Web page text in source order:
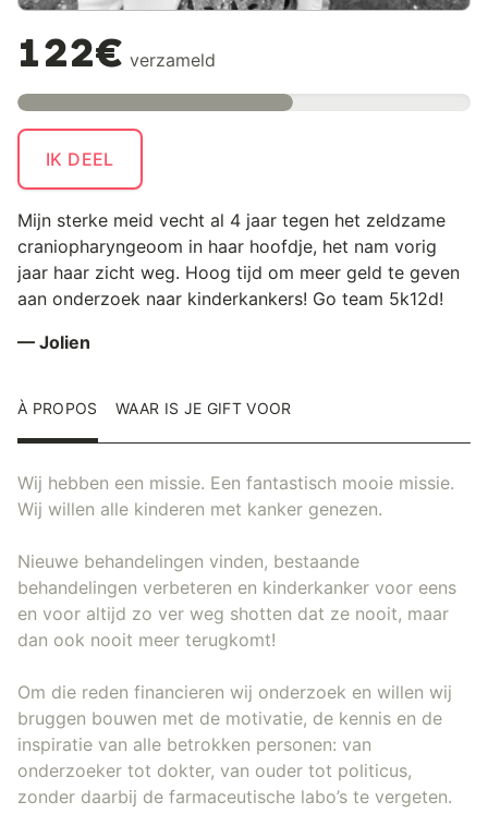
122€ verzameld
IK DEEL
Mijn sterke meid vecht al 4 jaar tegen het zeldzame
craniopharyngeoom in haar hoofdje, het nam vorig
jaar haar zicht weg. Hoog tijd om meer geld te geven
aan onderzoek naar kinderkankers! Go team 5k12d!
— Jolien
À PROPOS WAAR IS JE GIFT VOOR
Wij hebben een missie. Een fantastisch mooie missie.
Wij willen alle kinderen met kanker genezen.
Nieuwe behandelingen vinden, bestaande
behandelingen verbeteren en kinderkanker voor eens
en voor altijd zo ver weg shotten dat ze nooit, maar
dan ook nooit meer terugkomt!
Om die reden financieren wij onderzoek en willen wij
bruggen bouwen met de motivatie, de kennis en de
inspiratie van alle betrokken personen: van
onderzoeker tot dokter, van ouder tot politicus,
zonder daarbij de farmaceutische labo’s te vergeten.